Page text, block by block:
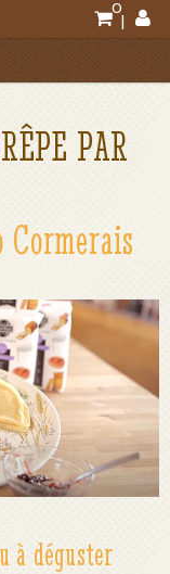
0
PAR
à déguster